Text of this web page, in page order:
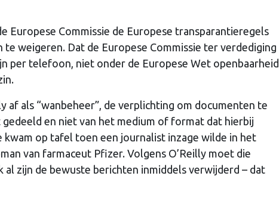
Europese Commissie de Europese transparantieregels
weigeren. Dat de Europese Commissie ter verdediging
per telefoon, niet onder de Europese Wet openbaarheid
af als “wanbeheer”, de verplichting om documenten te
en niet van het medium of format dat hierbij
kwam op tafel toen een journalist inzage wilde in het
van farmaceut Pfizer. Volgens O’Reilly moet die
zijn de bewuste berichten inmiddels verwijderd – dat